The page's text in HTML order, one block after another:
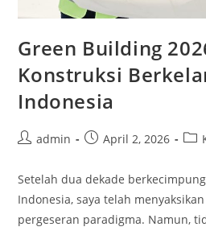
Green Building
Konstruksi
Indonesia
Postadmin
PostApril 2, 2026
Post
Setelah dua dekade
Indonesia, saya telah
pergeseran paradigma. Namun,